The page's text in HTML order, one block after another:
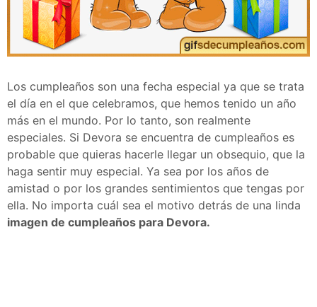
Los cumpleaños son una fecha especial ya que se trata
el día en el que celebramos, que hemos tenido un año
más en el mundo. Por lo tanto, son realmente
especiales. Si Devora se encuentra de cumpleaños es
probable que quieras hacerle llegar un obsequio, que la
haga sentir muy especial. Ya sea por los años de
amistad o por los grandes sentimientos que tengas por
ella. No importa cuál sea el motivo detrás de una linda
imagen de cumpleaños para Devora.